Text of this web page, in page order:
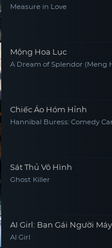
Measure in Love
Mộng Hoa Lục
A Dream of Splendor (Meng
Chiếc Áo Hóm Hỉnh
Hannibal Buress: Comedy
Sát Thủ Vô Hình
Ghost Killer
AI Girl: Bạn Gái Người Máy
AI Girl